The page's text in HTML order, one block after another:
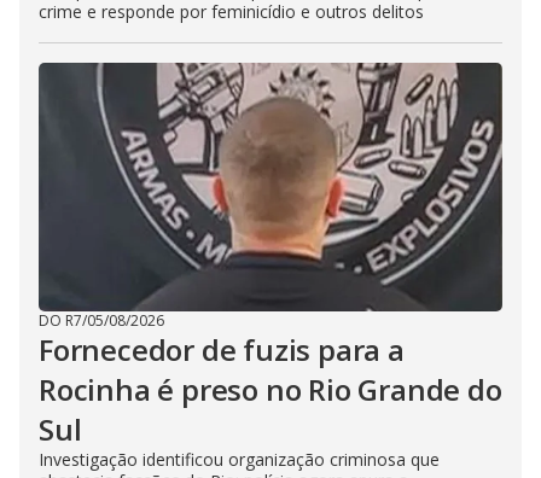
crime e responde por feminicídio e outros delitos
DO R7/05/08/2026
Fornecedor de fuzis para a
Rocinha é preso no Rio Grande do
Sul
Investigação identificou organização criminosa que